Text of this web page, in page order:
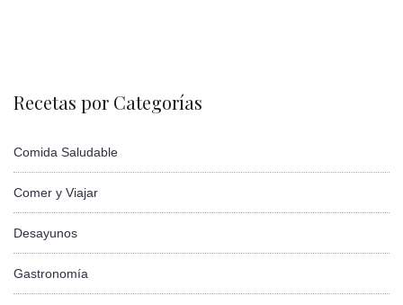
Recetas por Categorías
Comida Saludable
Comer y Viajar
Desayunos
Gastronomía